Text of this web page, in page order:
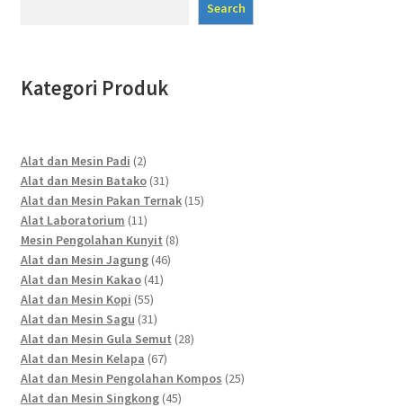
Search
Kategori Produk
Alat dan Mesin Padi 22
products
Alat dan Mesin Batako 3131
products
Alat dan Mesin Pakan Ternak 1515
Alat Laboratorium 1111
products
Mesin Pengolahan Kunyit 88
Alat dan Mesin Jagung 4646
Alat dan Mesin Kakao 4141
Alat dan Mesin Kopi 5555
products
Alat dan Mesin Sagu 3131
products
Alat dan Mesin Gula Semut 2828
Alat dan Mesin Kelapa 6767
products
Alat dan Mesin Pengolahan Kompos 2525
Alat dan Mesin Singkong 4545